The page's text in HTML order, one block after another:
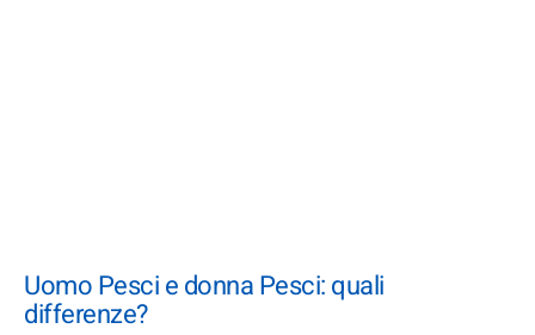
Uomo Pesci e donna Pesci: quali
differenze?